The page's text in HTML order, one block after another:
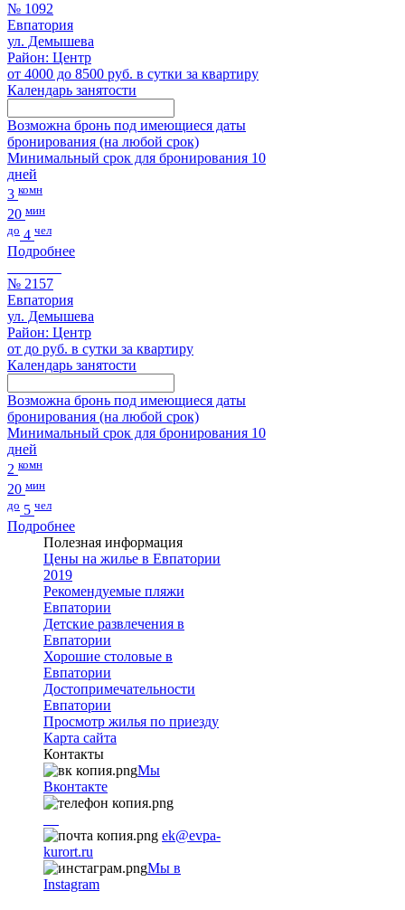
№ 1092
Евпатория
ул. Демышева
Район: Центр
от 4000 до 8500 руб. в сутки за квартиру
Календарь занятости
Возможна бронь под имеющиеся даты
бронирования (на любой срок)
Минимальный срок для бронирования 10
дней
3 комн
20 мин
до 4 чел
Подробнее
№ 2157
Евпатория
ул. Демышева
Район: Центр
от до руб. в сутки за квартиру
Календарь занятости
Возможна бронь под имеющиеся даты
бронирования (на любой срок)
Минимальный срок для бронирования 10
дней
2 комн
20 мин
до 5 чел
Подробнее
Полезная информация
Цены на жилье в Евпатории
2019
Рекомендуемые пляжи
Евпатории
Детские развлечения в
Евпатории
Хорошие столовые в
Евпатории
Достопримечательности
Евпатории
Просмотр жилья по приезду
Карта сайта
Контакты
Мы
Вконтакте
ek@evpa-
kurort.ru
Мы в
Instagram